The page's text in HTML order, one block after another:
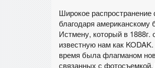
Широкое
благодаря
Истмену, который в 1888г.
известную нам как
время была флагманом
связанных с